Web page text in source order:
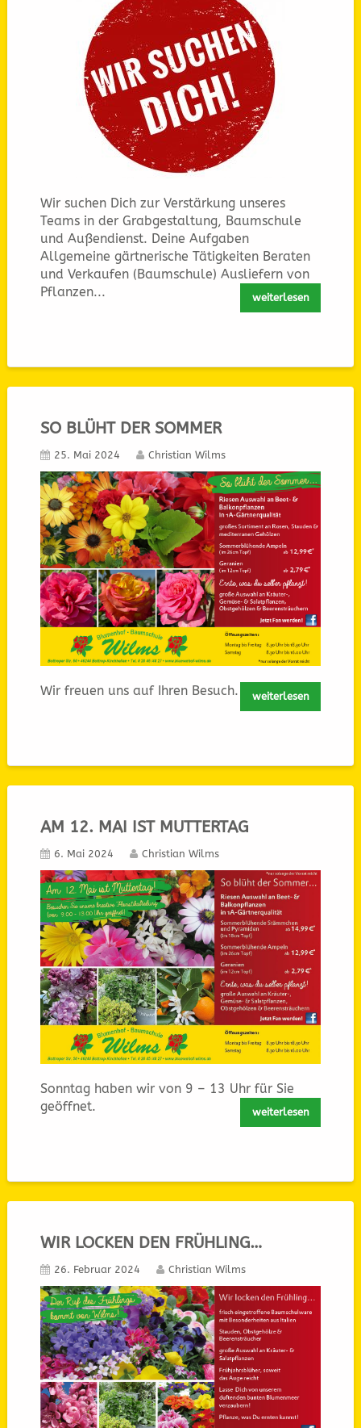
Wir suchen Dich zur Verstärkung unseres
Teams in der Grabgestaltung, Baumschule
und Außendienst. Deine Aufgaben
Allgemeine gärtnerische Tätigkeiten Beraten
und Verkaufen (Baumschule) Ausliefern von
Pflanzen...
weiterlesen
SO BLÜHT DER SOMMER
25. Mai 2024 Christian Wilms
Wir freuen uns auf Ihren Besuch. weiterlesen
AM 12. MAI IST MUTTERTAG
6. Mai 2024 Christian Wilms
Sonntag haben wir von 9 – 13 Uhr für Sie
geöffnet.
weiterlesen
WIR LOCKEN DEN FRÜHLING…
26. Februar 2024 Christian Wilms